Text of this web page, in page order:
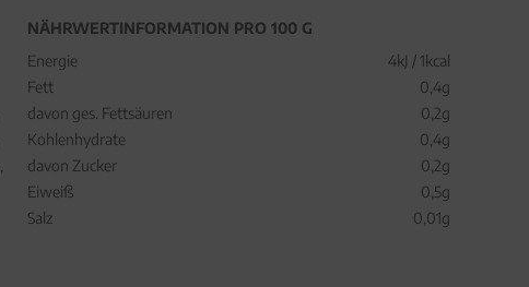
NÄHRWERTINFORMATION PRO 100 G
Energie
4kJ / 1kcal
Fett
0,4g
davon ges. Fettsäuren
0,2g
Kohlenhydrate
0,4g
davon Zucker
0,2g
Eiweiß
0,5g
Salz
0,01g